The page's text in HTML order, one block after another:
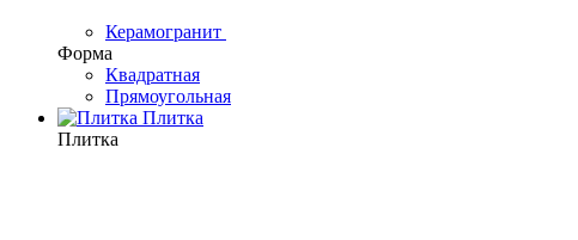
Керамогранит
Форма
Квадратная
Прямоугольная
Плитка
Плитка